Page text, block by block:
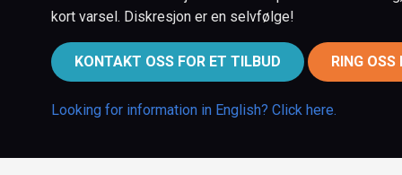
kort varsel. Diskresjon er en selvfølge!
KONTAKT OSS FOR ET TILBUD RING OSS
Looking for information in English? Click here.